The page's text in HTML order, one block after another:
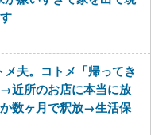
夫。コトメ「帰ってき
近所のお店に本当に放
数ヶ月で釈放→生活保